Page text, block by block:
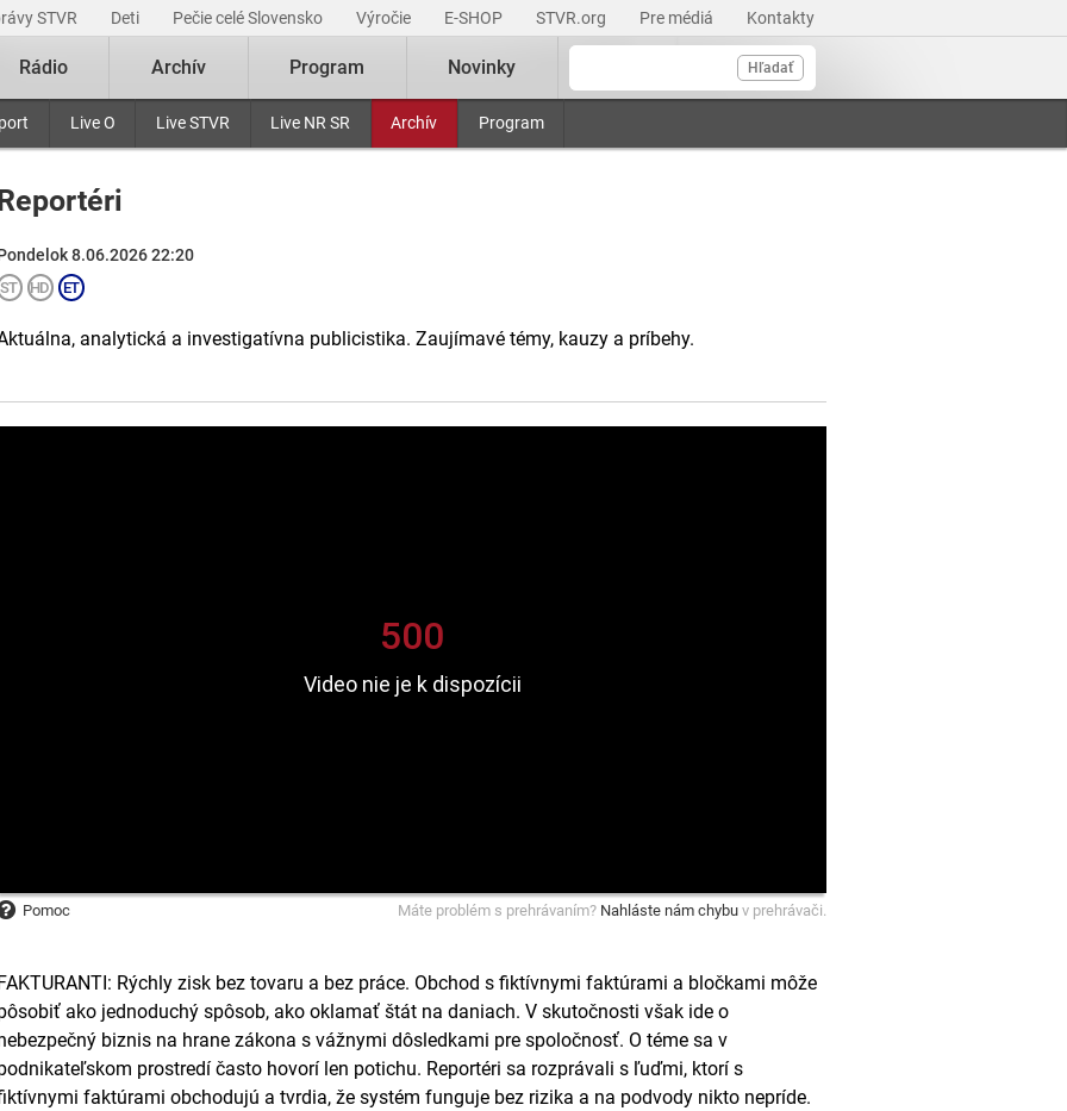
STVR Deti Pečie celé Slovensko Výročie E-SHOP STVR.org Pre médiá Kontakty
Hľadať
Live O Live STVR Live NR SR Archív Program
Rádio Archív Program Novinky
8.06.2026 22:20
analytická a investigatívna publicistika. Zaujímavé témy, kauzy a príbehy.
Pomoc Máte problém s prehrávaním? Nahláste nám chybu v prehrávači.
FAKTURANTI: Rýchly zisk bez tovaru a bez práce. Obchod s fiktívnymi faktúrami a bločkami môže
ako jednoduchý spôsob, ako oklamať štát na daniach. V skutočnosti však ide o
biznis na hrane zákona s vážnymi dôsledkami pre spoločnosť. O téme sa v
prostredí často hovorí len potichu. Reportéri sa rozprávali s ľuďmi, ktorí s
faktúrami obchodujú a tvrdia, že systém funguje bez rizika a na podvody nikto nepríde.